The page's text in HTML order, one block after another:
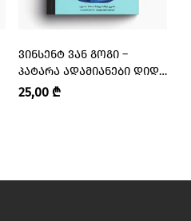
ᲕᲘᲜᲡᲔᲜᲢ ᲕᲐᲜ ᲒᲝᲒᲘ –
ᲞᲐᲢᲐᲠᲐ ᲐᲓᲐᲛᲘᲐᲜᲔᲑᲘ ᲓᲘᲓᲘ
ᲝᲪᲜᲔᲑᲔᲑᲘᲗ
25,00 ₾